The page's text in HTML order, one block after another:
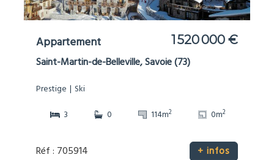
Appartement 1 520 000 €
Saint-Martin-de-Belleville, Savoie (73)
Prestige
Ski
3
0 114m2 0m2
Réf : 705914 + infos